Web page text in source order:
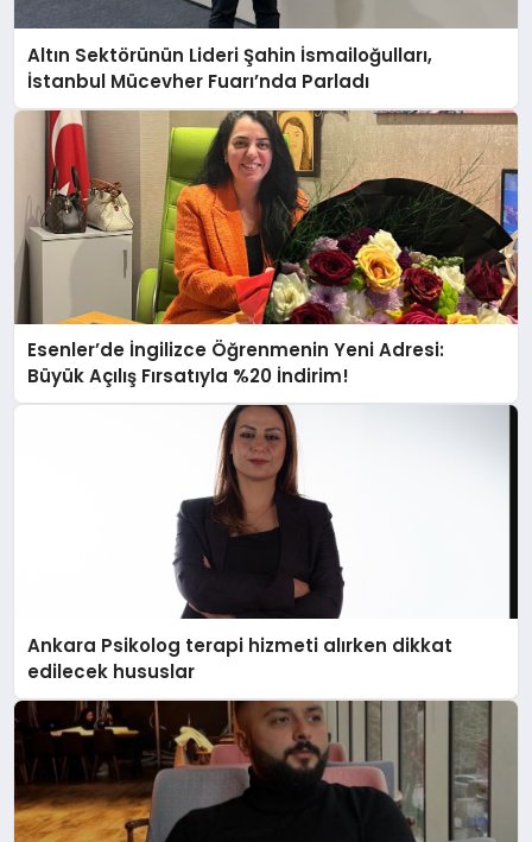
Altın Sektörünün Lideri Şahin İsmailoğulları,
İstanbul Mücevher Fuarı’nda Parladı ￼
Esenler’de İngilizce Öğrenmenin Yeni Adresi:
Büyük Açılış Fırsatıyla %20 İndirim!
Ankara Psikolog terapi hizmeti alırken dikkat
edilecek hususlar